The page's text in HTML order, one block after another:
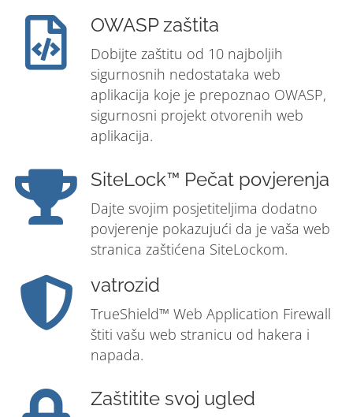
OWASP zaštita
Dobijte zaštitu od 10 najboljih
sigurnosnih nedostataka web
aplikacija koje je prepoznao OWASP,
sigurnosni projekt otvorenih web
aplikacija.
SiteLock™ Pečat povjerenja
Dajte svojim posjetiteljima dodatno
povjerenje pokazujući da je vaša web
stranica zaštićena SiteLockom.
vatrozid
TrueShield™ Web Application Firewall
štiti vašu web stranicu od hakera i
napada.
Zaštitite svoj ugled